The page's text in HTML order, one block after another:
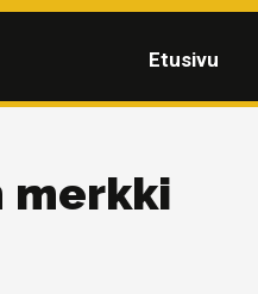
Etusivu
merkki